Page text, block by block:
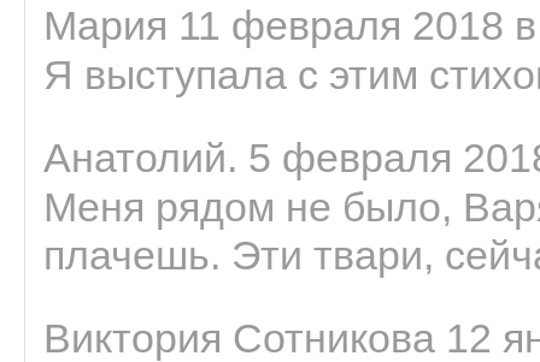
Мария 11 февраля 2018
Я выступала с этим
Анатолий. 5 февраля
Меня рядом не было,
плачешь. Эти твари,
Виктория Сотникова 12